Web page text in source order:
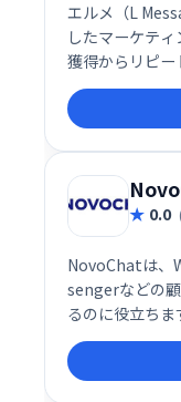
エルメ（L
したマーケテ
獲得からリピ
までを自動化
す。多くの企業
トを最大限に
ンを実現しま
することで、複
ネスの成長を促
0.0
NovoChatは、
sengerなどの
るのに役立ちま